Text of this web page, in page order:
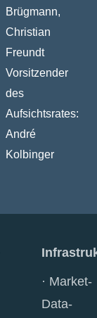
Brügmann,
Christian
Freundt
Vorsitzender
des
Aufsichtsrates:
André
Kolbinger
Market-
Data-